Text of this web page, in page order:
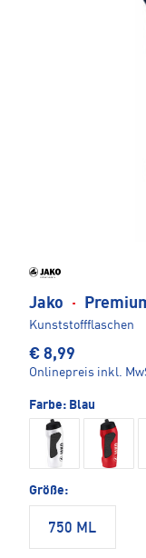
Jako ·
Kunststoffflaschen
€ 8,99
Onlinepreis inkl.
Farbe: Blau
Größe:
750 ML